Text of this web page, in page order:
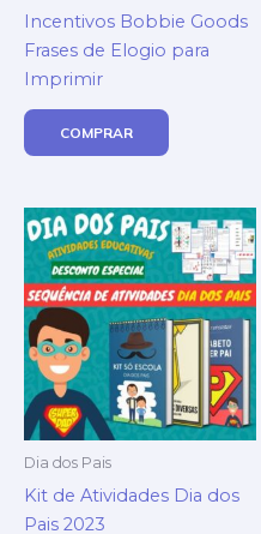
Incentivos Bobbie Goods
Frases de Elogio para
Imprimir
COMPRAR
Dia dos Pais
Kit de Atividades Dia dos
Pais 2023